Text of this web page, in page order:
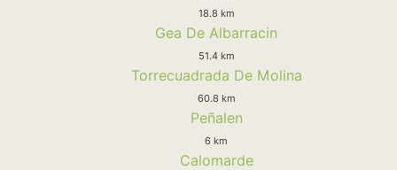
18.8 km
Gea De Albarracin
51.4 km
Torrecuadrada De Molina
60.8 km
Peñalen
6 km
Calomarde